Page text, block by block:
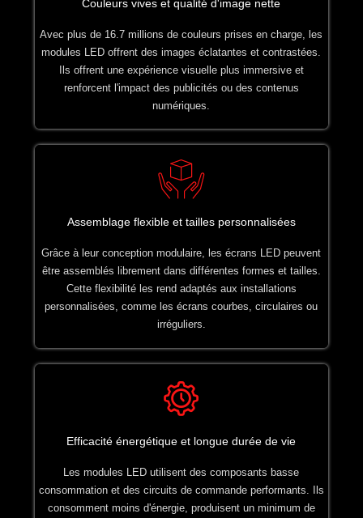
Couleurs vives et qualité d'image nette
Avec plus de 16.7 millions de couleurs prises en charge, les
modules LED offrent des images éclatantes et contrastées.
Ils offrent une expérience visuelle plus immersive et
renforcent l'impact des publicités ou des contenus
numériques.
Assemblage flexible et tailles personnalisées
Grâce à leur conception modulaire, les écrans LED peuvent
être assemblés librement dans différentes formes et tailles.
Cette flexibilité les rend adaptés aux installations
personnalisées, comme les écrans courbes, circulaires ou
irréguliers.
Efficacité énergétique et longue durée de vie
Les modules LED utilisent des composants basse
consommation et des circuits de commande performants. Ils
consomment moins d'énergie, produisent un minimum de